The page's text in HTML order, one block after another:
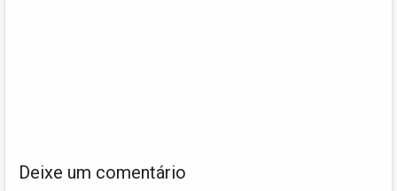
Deixe um comentário